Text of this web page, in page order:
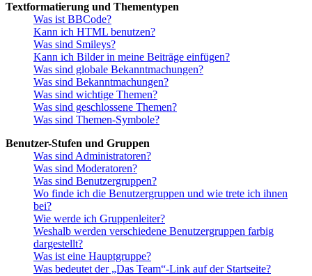
Textformatierung und Thementypen
Was ist BBCode?
Kann ich HTML benutzen?
Was sind Smileys?
Kann ich Bilder in meine Beiträge einfügen?
Was sind globale Bekanntmachungen?
Was sind Bekanntmachungen?
Was sind wichtige Themen?
Was sind geschlossene Themen?
Was sind Themen-Symbole?
Benutzer-Stufen und Gruppen
Was sind Administratoren?
Was sind Moderatoren?
Was sind Benutzergruppen?
Wo finde ich die Benutzergruppen und wie trete ich ihnen
bei?
Wie werde ich Gruppenleiter?
Weshalb werden verschiedene Benutzergruppen farbig
dargestellt?
Was ist eine Hauptgruppe?
Was bedeutet der „Das Team“-Link auf der Startseite?